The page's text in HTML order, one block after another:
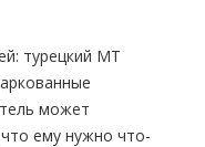
турецкий MT
может
ему нужно что-